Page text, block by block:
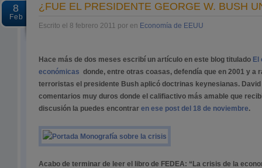
8
Feb
¿FUE EL PRESIDENTE GEORGE W. BUSH
Escrito el 8 febrero 2011 por en Economía de EEUU
Hace más de dos meses escribí un artículo en este blog titulado El
económicas donde, entre otras coasas, defendía que en 2001 y a
terroristas el presidente Bush aplicó doctrinas keynesianas.
comentarios muy duros donde el califiactivo más amable que
discusión la puedes encontrar en ese post del 18 de noviembre.
Acabo de terminar de leer el libro de FEDEA: “La crisis de la